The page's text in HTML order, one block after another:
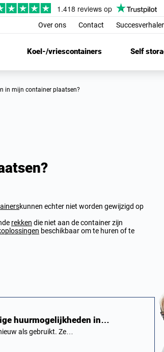
Over ons Contact
Koel-/vriescontainers Self
in mijn container plaatsen?
kunnen echter niet worden gewijzigd op
rekken die niet aan de container zijn
beschikbaar om te huren of te
huurmogelijkheden in…
als gebruikt. Ze…